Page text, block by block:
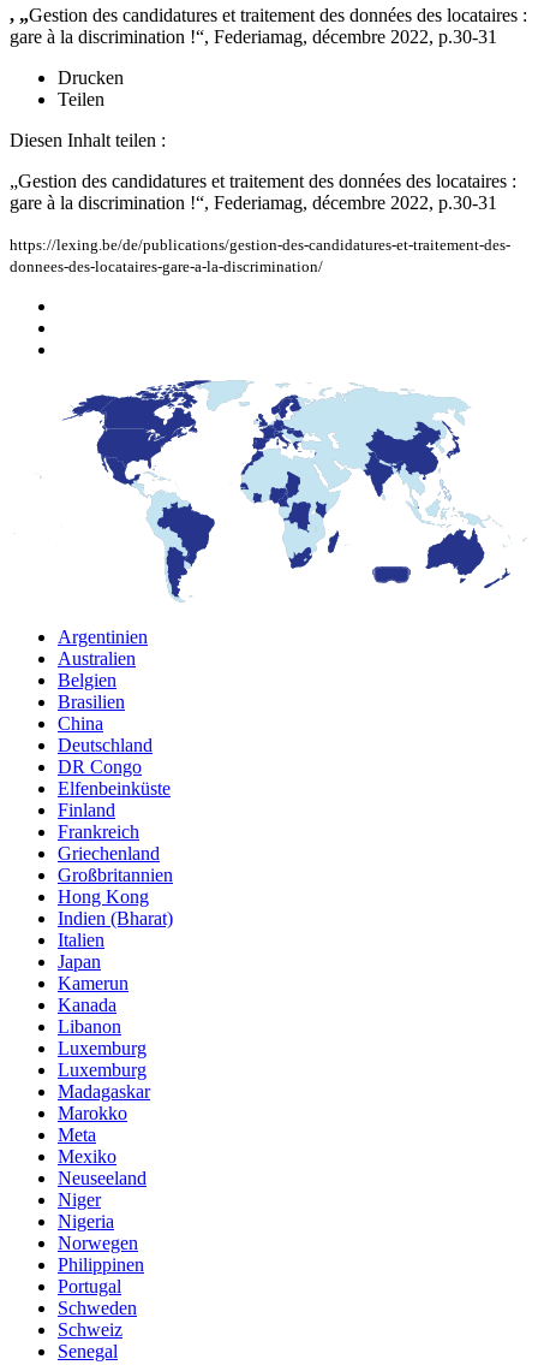
, „Gestion des candidatures et traitement des données des locataires :
gare à la discrimination !“, Federiamag, décembre 2022, p.30-31
Drucken
Teilen
Diesen Inhalt teilen :
„Gestion des candidatures et traitement des données des locataires :
gare à la discrimination !“, Federiamag, décembre 2022, p.30-31
https://lexing.be/de/publications/gestion-des-candidatures-et-traitement-des-
donnees-des-locataires-gare-a-la-discrimination/
Argentinien
Australien
Belgien
Brasilien
China
Deutschland
DR Congo
Elfenbeinküste
Finland
Frankreich
Griechenland
Großbritannien
Hong Kong
Indien (Bharat)
Italien
Japan
Kamerun
Kanada
Libanon
Luxemburg
Luxemburg
Madagaskar
Marokko
Meta
Mexiko
Neuseeland
Niger
Nigeria
Norwegen
Philippinen
Portugal
Schweden
Schweiz
Senegal